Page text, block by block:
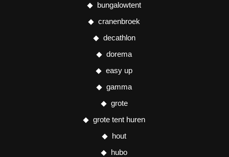
bungalowtent
cranenbroek
decathlon
dorema
easy up
gamma
grote
grote tent huren
hout
hubo